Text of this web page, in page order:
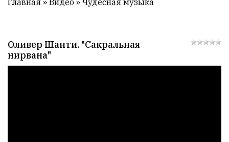
Главная » Видео » Чудесная музыка
Оливер Шанти. "Сакральная
нирвана"